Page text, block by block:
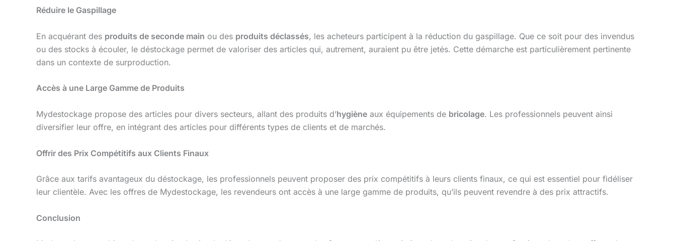
Réduire le Gaspillage
En acquérant des produits de seconde main ou des produits déclassés, les acheteurs participent à la réduction du gaspillage. Que ce soit pour des invendus
ou des stocks à écouler, le déstockage permet de valoriser des articles qui, autrement, auraient pu être jetés. Cette démarche est particulièrement pertinente
dans un contexte de surproduction.
Accès à une Large Gamme de Produits
Mydestockage propose des articles pour divers secteurs, allant des produits d’hygiène aux équipements de bricolage. Les professionnels peuvent ainsi
diversifier leur offre, en intégrant des articles pour différents types de clients et de marchés.
Offrir des Prix Compétitifs aux Clients Finaux
Grâce aux tarifs avantageux du déstockage, les professionnels peuvent proposer des prix compétitifs à leurs clients finaux, ce qui est essentiel pour fidéliser
leur clientèle. Avec les offres de Mydestockage, les revendeurs ont accès à une large gamme de produits, qu’ils peuvent revendre à des prix attractifs.
Conclusion